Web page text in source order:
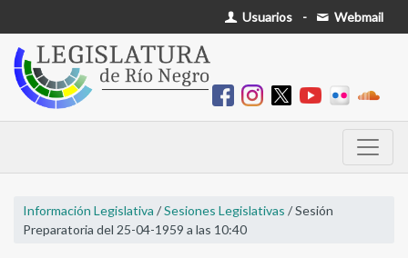
Usuarios - Webmail
Información Legislativa /Sesiones Legislativas / Sesión
Preparatoria del 25-04-1959 a las 10:40